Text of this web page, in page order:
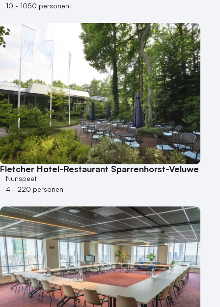
10 - 1050 personen
Fletcher Hotel-Restaurant Sparrenhorst-Veluwe
Nunspeet
4 - 220 personen